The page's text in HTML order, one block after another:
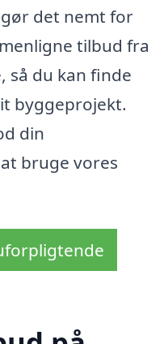
det nemt for
tilbud fra
så du kan finde
byggeprojekt.
din
bruge vores